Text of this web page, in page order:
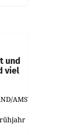
und
viel
AMSTERDAM.